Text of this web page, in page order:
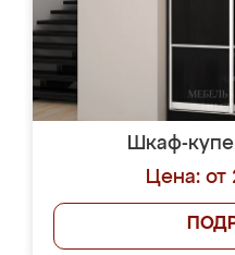
Шкаф-
Цена: от